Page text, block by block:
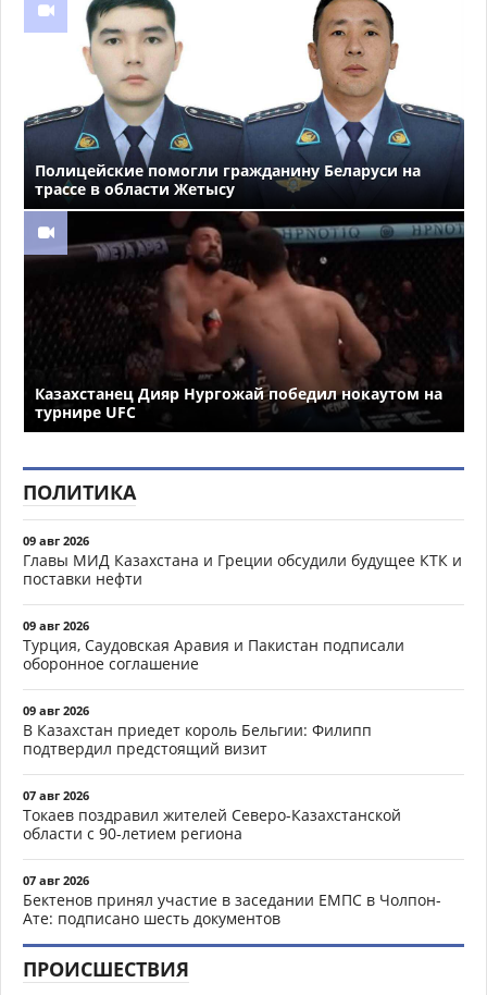
Полицейские помогли гражданину Беларуси на
трассе в области Жетысу
Казахстанец Дияр Нургожай победил нокаутом на
турнире UFC
ПОЛИТИКА
09 авг 2026
Главы МИД Казахстана и Греции обсудили будущее КТК и
поставки нефти
09 авг 2026
Турция, Саудовская Аравия и Пакистан подписали
оборонное соглашение
09 авг 2026
В Казахстан приедет король Бельгии: Филипп
подтвердил предстоящий визит
07 авг 2026
Токаев поздравил жителей Северо-Казахстанской
области с 90-летием региона
07 авг 2026
Бектенов принял участие в заседании ЕМПС в Чолпон-
Ате: подписано шесть документов
ПРОИСШЕСТВИЯ